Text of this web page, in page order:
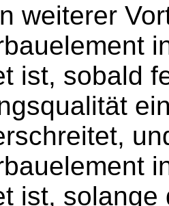
weiterer
ist, sobald
ist,